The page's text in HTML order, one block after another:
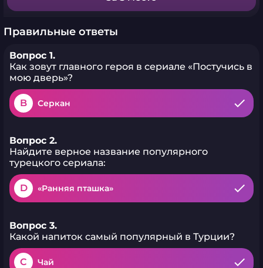
Правильные ответы
Вопрос 1.
Как зовут главного героя в сериале «Постучись в
мою дверь»?
B Серкан
Вопрос 2.
Найдите верное название популярного
турецкого сериала:
D «Ранняя пташка»
Вопрос 3.
Какой напиток самый популярный в Турции?
C Чай